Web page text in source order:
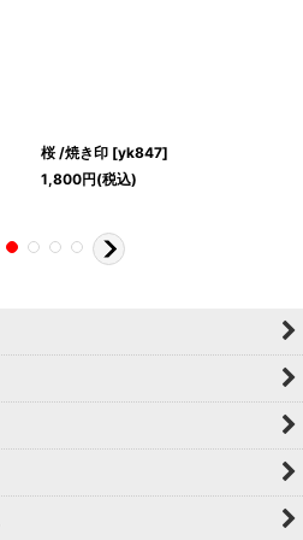
桜 /焼き印 [yk847]
1,800円(税込)